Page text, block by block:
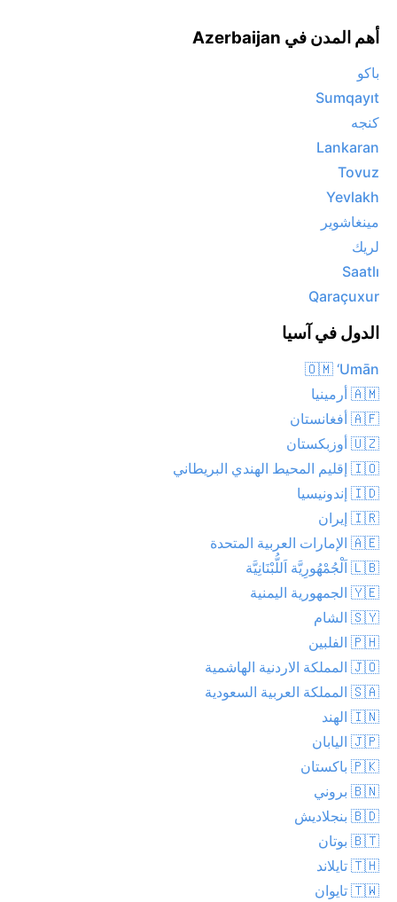
أهم المدن في Azerbaijan
باكو
Sumqayıt
كنجه
Lankaran
Tovuz
Yevlakh
مينغاشوير
لريك
Saatlı
Qaraçuxur
الدول في آسيا
🇴🇲 ‘Umān
🇦🇲 أرمينيا
🇦🇫 أفغانستان
🇺🇿 أوزبكستان
🇮🇴 إقليم المحيط الهندي البريطاني
🇮🇩 إندونيسيا
🇮🇷 إيران
🇦🇪 الإمارات العربية المتحدة
🇱🇧 اَلْجُمْهُورِيَّة اَللُّبْنَانِيَّة
🇾🇪 الجمهورية اليمنية
🇸🇾 الشام
🇵🇭 الفلبين
🇯🇴 المملكة الاردنية الهاشمية
🇸🇦 المملكة العربية السعودية
🇮🇳 الهند
🇯🇵 اليابان
🇵🇰 باكستان
🇧🇳 بروني
🇧🇩 بنجلاديش
🇧🇹 بوتان
🇹🇭 تايلاند
🇹🇼 تايوان